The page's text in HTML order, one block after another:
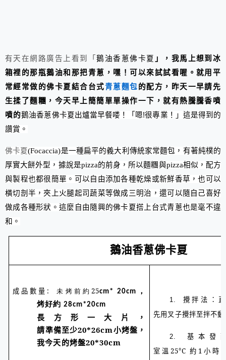
有天在網路廣告上看到「鵝油香蔥佛卡夏 」，我馬上想到冰
箱裡的那瓶鵝油和那把青蔥，嘿！可以來試試看喔。就用平
常經常做的佛卡夏結合台式青蔥麵包的配方，昨天一早請先
生揉了麵糰，今天早上簡簡單單操作一下，就有熱騰騰香噴
噴的鵝油香蔥佛卡夏出爐當早餐喽！「嗯!很專業！」這是得到的
讚賞。
佛卡夏(Focaccia)是一種扁平的義大利傳統家常麵包，有著純樸的
厚實大餅外型，據說是pizza的前身，所以麵糰與pizza相似，配方
與製程也都很簡單。可以自由添加各種乾燥或新鮮香草，也可以
橫切剖半，夾上火腿起司蔬菜等做成三明治，還可以隨自己喜好
做成各種形狀。這麼自由隨興的佛卡夏搭上台式青蔥也是毫不違
和。
鵝油香蔥佛卡夏
成品數量 : 未烤前約25cm* 20cm，
烤好約 28cm*20cm
長方形一大片，
請準備至少20*26cm小烤盤，
我今天的烤盤20*30cm
1.
攪拌法：
先用叉子攪拌至拌不
2.
基本發
室溫25°C約 1 小時